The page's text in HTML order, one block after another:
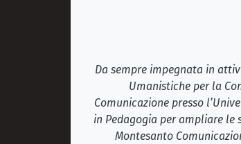
Da sempre impegnata in
Umanistiche per la
Comunicazione presso
in Pedagogia per ampliare le
Montesanto